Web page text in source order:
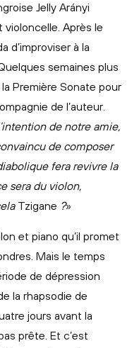
Jelly Arányi
Après le
d’improviser à la
semaines plus
Première Sonate pour
de l’auteur.
de notre amie,
de composer
fera revivre la
sera du violon,
Tzigane ?»
et piano qu’il promet
Mais le temps
de dépression
la rhapsodie de
jours avant la
prête. Et c’est